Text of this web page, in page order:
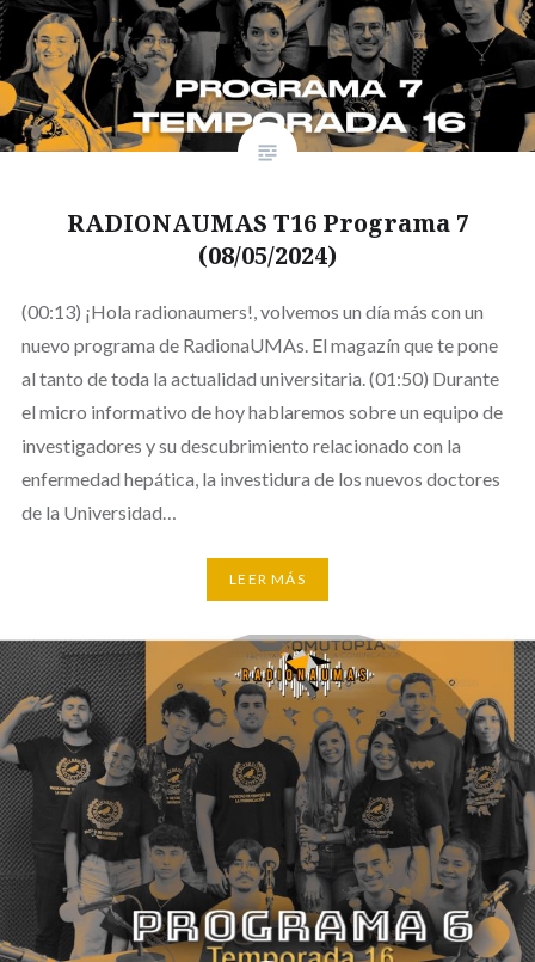
RADIONAUMAS T16 Programa 7
(08/05/2024)
(00:13) ¡Hola radionaumers!, volvemos un día más con un
nuevo programa de RadionaUMAs. El magazín que te pone
al tanto de toda la actualidad universitaria. (01:50) Durante
el micro informativo de hoy hablaremos sobre un equipo de
investigadores y su descubrimiento relacionado con la
enfermedad hepática, la investidura de los nuevos doctores
de la Universidad…
LEER MÁS